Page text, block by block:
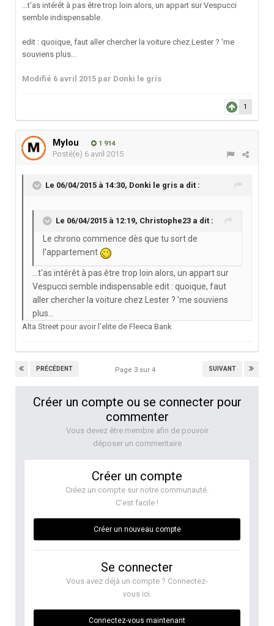
...t'as intérêt à pas être trop loin alors, un appart sur Vespucci
semble indispensable.
edit : quoique, faut aller chercher la voiture chez Lester ? 'me
souviens plus...
Modifié 6 avril 2015 par Donki le gris
1
Mylou 1 914
Posté(e) 6 avril 2015
Le 06/04/2015 à 14:30, Donki le gris a dit :
Le 06/04/2015 à 12:19, Christophe23 a dit :
Le chrono commence dès que tu sort de
l'appartement
...t'as intérêt à pas être trop loin alors, un appart sur
Vespucci semble indispensable.edit : quoique, faut
aller chercher la voiture chez Lester ? 'me souviens
plus...
Alta Street pour avoir l'elite de Fleeca Bank
PRÉCÉDENT SUIVANT
Page 3 sur 4
Créer un compte ou se connecter pour
commenter
Vous devez être membre afin de pouvoir
déposer un commentaire
Créer un compte
Créez un compte sur notre communauté.
C’est facile !
Créer un nouveau compte
Se connecter
Vous avez déjà un compte ? Connectez-
vous ici.
Connectez-vous maintenant